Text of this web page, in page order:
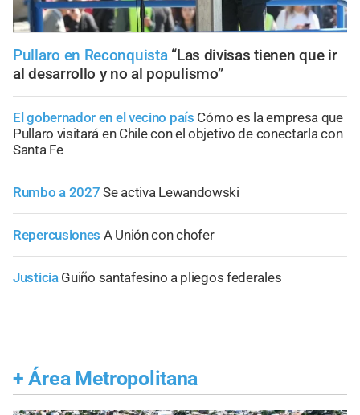
Pullaro en Reconquista “Las divisas tienen que ir
al desarrollo y no al populismo”
El gobernador en el vecino país Cómo es la empresa que
Pullaro visitará en Chile con el objetivo de conectarla con
Santa Fe
Rumbo a 2027 Se activa Lewandowski
Repercusiones A Unión con chofer
Justicia Guiño santafesino a pliegos federales
+ Área Metropolitana